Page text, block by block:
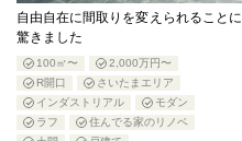
自由自在に間取りを変えられることに
驚きました
100㎡〜
2,000万円〜
R開口
さいたまエリア
インダストリアル
モダン
ラフ
住んでる家のリノベ